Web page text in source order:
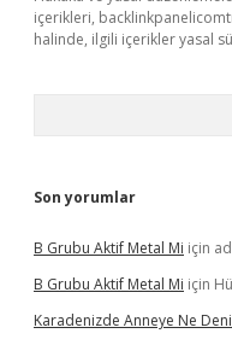
içerikleri,
halinde, ilgili içerikler yasal
Son yorumlar
B Grubu Aktif Metal Mi için
B Grubu Aktif Metal Mi için
Karadenizde Anneye Ne